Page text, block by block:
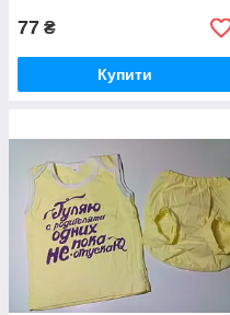
77 ₴
Купити